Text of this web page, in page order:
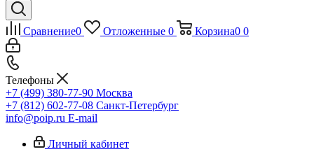
Сравнение0 Отложенные 0 Корзина0 0
Телефоны
+7 (499) 380-77-90 Москва
+7 (812) 602-77-08 Санкт-Петербург
info@poip.ru E-mail
Личный кабинет